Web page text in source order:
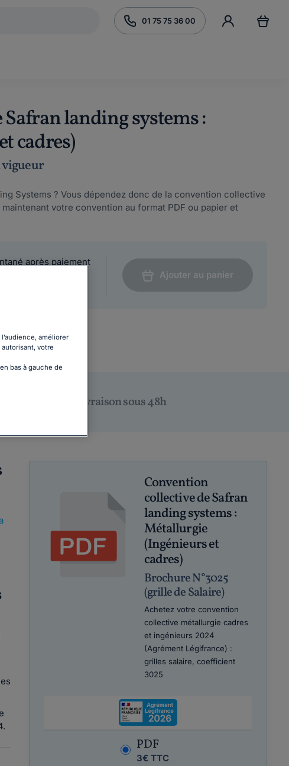
01 75 75 36 00
landing systems :
cadres)
vigueur
Systems ? Vous dépendez donc de la convention collective
votre convention au format PDF ou papier et
après paiement
Ajouter au panier
Livraison sous 48h
Convention
collective de Safran
landing systems :
Métallurgie
(Ingénieurs et
cadres)
Brochure N°3025
(grille de Salaire)
Achetez votre convention
collective métallurgie cadres
et ingénieurs 2024
(Agrément Légifrance) :
grilles salaire, coefficient
3025
PDF
3€ TTC
améliorer
votre
bas à gauche de